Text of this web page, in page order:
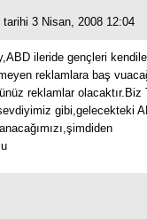
3 Nisan, 2008 12:04
ileride gençleri
reklamlara baş
reklamlar olacaktır.Biz
gibi,gelecekteki